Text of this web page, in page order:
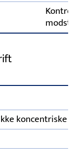
koncentriske